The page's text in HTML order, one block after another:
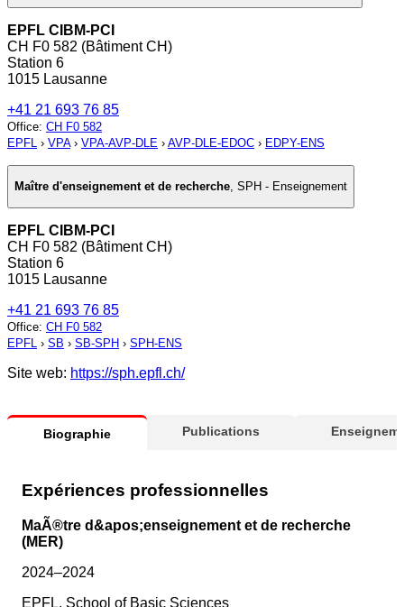
EPFL CIBM-PCI
CH F0 582 (Bâtiment CH)
Station 6
1015 Lausanne
+41 21 693 76 85
Office: CH F0 582
EPFL › VPA› VPA-AVP-DLE › AVP-DLE-EDOC › EDPY-ENS
Maître d'enseignement et de recherche, SPH - Enseignement
EPFL CIBM-PCI
CH F0 582 (Bâtiment CH)
Station 6
1015 Lausanne
+41 21 693 76 85
Office: CH F0 582
EPFL › SB › SB-SPH › SPH-ENS
Site web: https://sph.epfl.ch/
Biographie Publications
Expériences professionnelles
MaÃ®tre d&apos;enseignement et de recherche
(MER)
2024–2024
EPFL, School of Basic Sciences